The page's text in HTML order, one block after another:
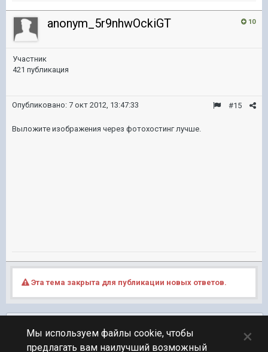
10
anonym_5r9nhwOckiGT
Участник
421 публикация
#15
Опубликовано: 7 окт 2012, 13:47:33
Выложите изображения через фотохостинг лучше.
Эта тема закрыта для публикации новых ответов.
Мы используем файлы cookie, чтобы
предлагать вам наилучший возможный
×